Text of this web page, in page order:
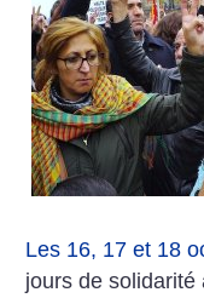
Les 16, 17 et 18
jours de